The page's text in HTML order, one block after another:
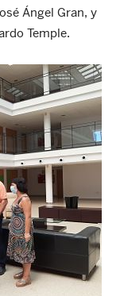
Ángel Gran, y
Temple.